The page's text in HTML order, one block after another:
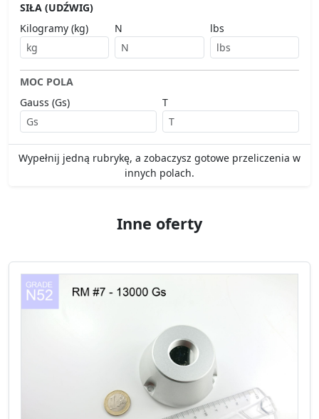
SIŁA (UDŹWIG)
Kilogramy (kg)
N lbs
MOC POLA
Gauss (Gs)
T
Wypełnij jedną rubrykę, a zobaczysz gotowe przeliczenia w
innych polach.
Inne oferty